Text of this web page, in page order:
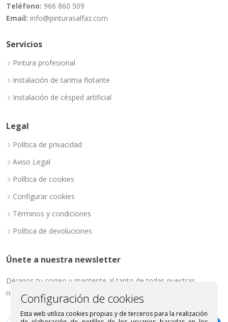
Teléfono: 966 860 509
Email: info@pinturasalfaz.com
Servicios
Pintura profesional
Instalación de tarima flotante
Instalación de césped artificial
Legal
Política de privacidad
Aviso Legal
Política de cookies
Configurar cookies
Términos y condiciones
Política de devoluciones
Únete a nuestra newsletter
Déjanos tu correo y mantente al tanto de todas nuestras
novedades.
Configuración de cookies
Esta web utiliza cookies propias y de terceros para la realización